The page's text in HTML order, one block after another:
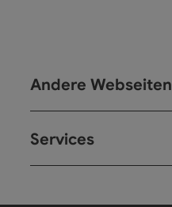
Andere Webseiten
Services